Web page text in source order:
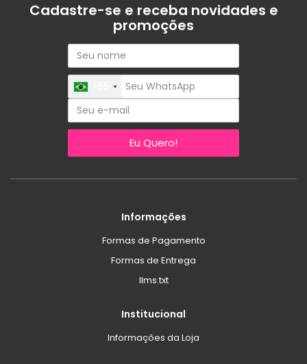
Cadastre-se e receba novidades e
promoções
Eu Quero!
Informações
Formas de Pagamento
Formas de Entrega
llms.txt
Institucional
Informações da Loja